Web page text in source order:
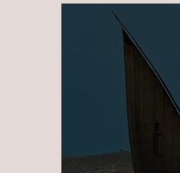
Skip to main content